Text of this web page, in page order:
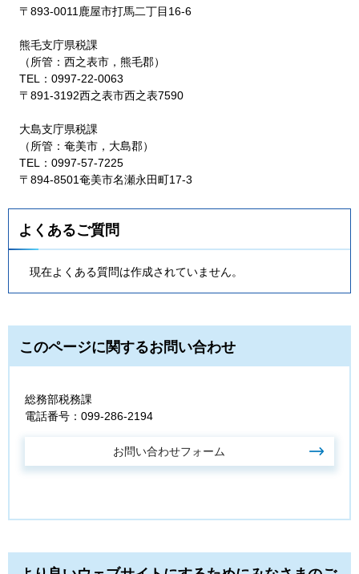
〒893-0011鹿屋市打馬二丁目16-6
熊毛支庁県税課
（所管：西之表市，熊毛郡）
TEL：0997-22-0063
〒891-3192西之表市西之表7590
大島支庁県税課
（所管：奄美市，大島郡）
TEL：0997-57-7225
〒894-8501奄美市名瀬永田町17-3
よくあるご質問
現在よくある質問は作成されていません。
このページに関するお問い合わせ
総務部税務課
電話番号：099-286-2194